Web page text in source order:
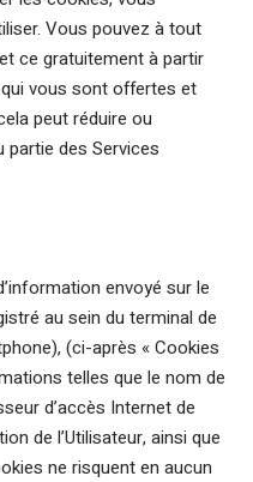
Vous pouvez à tout
ce gratuitement à partir
vous sont offertes et
peut réduire ou
partie des Services
envoyé sur le
au sein du terminal de
(ci-après « Cookies
telles que le nom de
d’accès Internet de
de l’Utilisateur, ainsi que
ne risquent en aucun